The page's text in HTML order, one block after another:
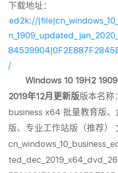
下载地址：
ed2k://
/
Windows 10 19H2
2019年12月更新版版本名称
business x64 批量教育版
版、专业工作站版（推荐）